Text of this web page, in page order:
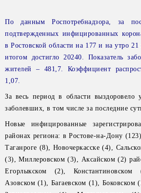
По данным Роспотребнадзора, за
подтвержденных инфицированных
в Ростовской области на 177 и на утро
итогом достигло 20240. Показатель
жителей – 481,7. Коэффициент
1,07.
За весь период в области
заболевших, в том числе за последние
Новые инфицированные
районах региона: в Ростове-на-Дону
Таганроге (8), Новочеркасске (4),
(3), Миллеровском (3), Аксайском (2)
Егорлыкском (2),
Азовском (1), Багаевском (1), Боковском